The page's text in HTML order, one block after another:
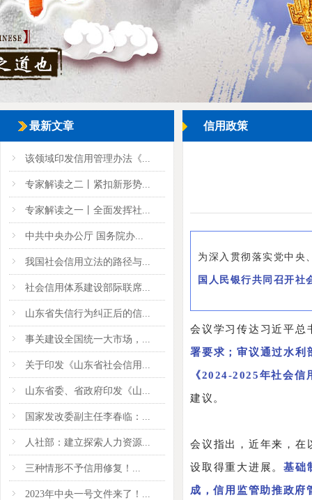
最新文章
该领域印发信用管理办法《...
专家解读之二丨紧扣新形势...
专家解读之一丨全面发挥社...
中共中央办公厅 国务院办...
我国社会信用立法的路径与...
社会信用体系建设部际联席...
山东省失信行为纠正后的信...
事关建设全国统一大市场，...
关于印发《山东省社会信用...
山东省委、省政府印发《山...
国家发改委副主任李春临：...
人社部：建立探索人力资源...
三种情形不予信用修复！...
2023年中央一号文件来了！...
信用政策
为深入贯彻落实党中央
国人民银行共同召开社
会议学习传达习近平总
署要求；审议通过水利
《2024-2025年社会
建议。
会议指出，近年来，在
设取得重大进展。基础
成，信用监管助推政府